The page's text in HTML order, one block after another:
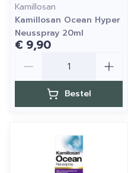
Kamillosan
Kamillosan Ocean Hyper
Neusspray 20ml
€ 9,90
Bestel